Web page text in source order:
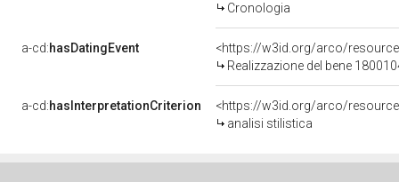
Cronologia
a-cd:hasDatingEvent
<https://w3id.org/arco/
Realizzazione del bene
a-cd:hasInterpretationCriterion
<https://w3id.org/arco/
analisi stilistica